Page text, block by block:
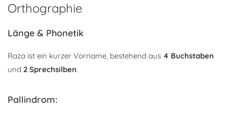
Orthographie
Länge & Phonetik
Raza ist ein kurzer Vorname, bestehend aus 4 Buchstaben
und 2 Sprechsilben.
Pallindrom: